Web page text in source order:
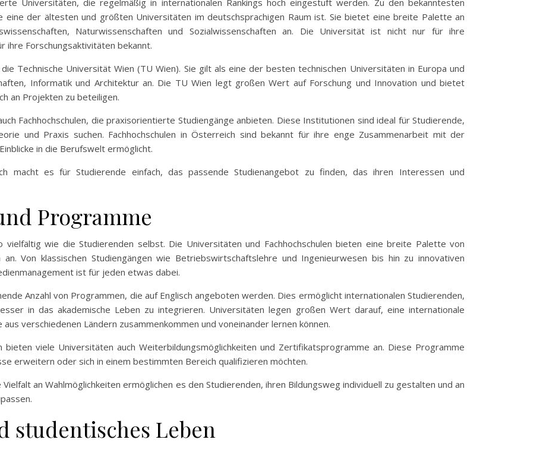
eine der ältesten und größten Universitäten im deutschsprachigen Raum ist. Sie bietet eine breite Palette an
Naturwissenschaften und Sozialwissenschaften an. Die Universität ist nicht nur für ihre
ihre Forschungsaktivitäten bekannt.
Technische Universität Wien (TU Wien). Sie gilt als eine der besten technischen Universitäten in Europa und
Informatik und Architektur an. Die TU Wien legt großen Wert auf Forschung und Innovation und bietet
an Projekten zu beteiligen.
Fachhochschulen, die praxisorientierte Studiengänge anbieten. Diese Institutionen sind ideal für Studierende,
und Praxis suchen. Fachhochschulen in Österreich sind bekannt für ihre enge Zusammenarbeit mit der
in die Berufswelt ermöglicht.
macht es für Studierende einfach, das passende Studienangebot zu finden, das ihren Interessen und
Programme
vielfältig wie die Studierenden selbst. Die Universitäten und Fachhochschulen bieten eine breite Palette von
Von klassischen Studiengängen wie Betriebswirtschaftslehre und Ingenieurwesen bis hin zu innovativen
ist für jeden etwas dabei.
Anzahl von Programmen, die auf Englisch angeboten werden. Dies ermöglicht internationalen Studierenden,
in das akademische Leben zu integrieren. Universitäten legen großen Wert darauf, eine internationale
verschiedenen Ländern zusammenkommen und voneinander lernen können.
bieten viele Universitäten auch Weiterbildungsmöglichkeiten und Zertifikatsprogramme an. Diese Programme
erweitern oder sich in einem bestimmten Bereich qualifizieren möchten.
an Wahlmöglichkeiten ermöglichen es den Studierenden, ihren Bildungsweg individuell zu gestalten und an
studentisches Leben